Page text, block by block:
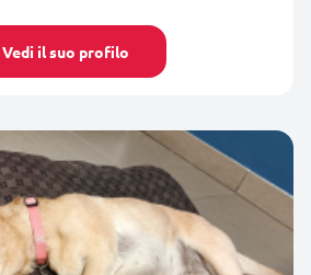
Vedi il suo profilo